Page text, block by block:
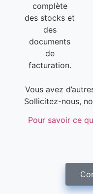
complète
des stocks et
des
documents
de
facturation.
Vous avez
Sollicitez-nous,
Pour savoir ce